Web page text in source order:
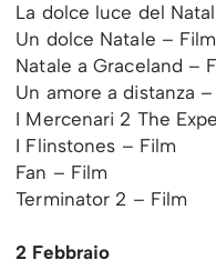
La dolce luce del
Un dolce Natale – Film
Natale a Graceland –
Un amore a distanza
I Mercenari 2 The
I Flinstones – Film
Fan – Film
Terminator 2 – Film
2 Febbraio